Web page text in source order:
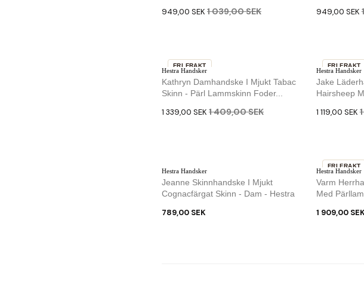
949,00 SEK 1 039,00 SEK 949,00 SEK
Hestra Handsker
Kathryn Damhandske I Mjukt Tabac
Skinn - Pärl Lammskinn Foder...
1 339,00 SEK 1 409,00 SEK
-5 %
FRI FRAKT
Hestra Handsker
Jake
Hairsheep
1 119,00 SEK
-11 %
SLUT I
FRI FRAKT
Hestra Handsker
Jeanne Skinnhandske I Mjukt
Cognacfärgat Skinn - Dam - Hestra
789,00 SEK
Hestra Handsker
Varm
Med
1 909,00 SEK
FRI FRAKT